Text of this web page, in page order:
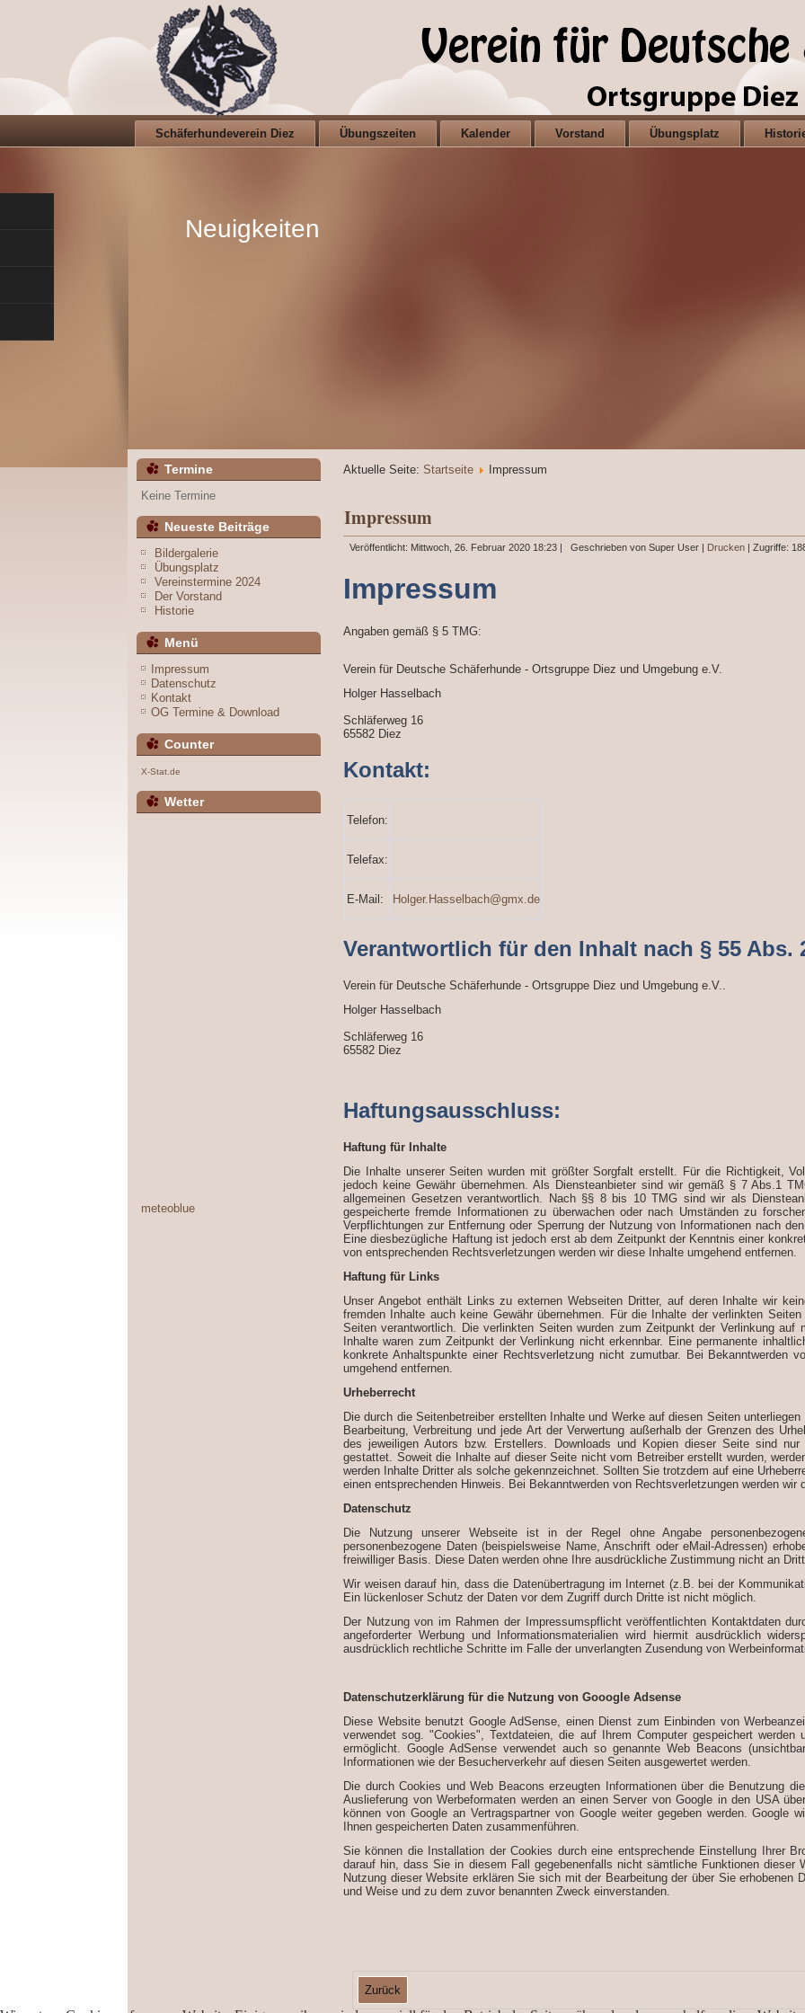
Neuigkeiten
Schäferhundeverein Diez Übungszeiten Kalender Vorstand Übungsplatz
Termine
Keine Termine
Neueste Beiträge
Bildergalerie
Übungsplatz
Vereinstermine 2024
Der Vorstand
Historie
Menü
Impressum
Datenschutz
Kontakt
OG Termine & Download
Counter
X-Stat.de
Wetter
meteoblue
Aktuelle Seite: Startseite Impressum
Impressum
Veröffentlicht: Mittwoch, 26. Februar 2020 18:23 | Geschrieben von Super User | Drucken | Zugriffe:
Impressum
Angaben gemäß § 5 TMG:
Verein für Deutsche Schäferhunde - Ortsgruppe Diez und Umgebung e.V.
Holger Hasselbach
Schläferweg 16
65582 Diez
Kontakt:
Telefon:
Telefax:
E-Mail: Holger.Hasselbach@gmx.de
Verantwortlich für den Inhalt nach § 55 Abs.
Verein für Deutsche Schäferhunde - Ortsgruppe Diez und Umgebung e.V..
Holger Hasselbach
Schläferweg 16
65582 Diez
Haftungsausschluss:
Haftung für Inhalte
Die Inhalte unserer Seiten wurden mit größter Sorgfalt erstellt. Für die Richtigkeit,
jedoch keine Gewähr übernehmen. Als Diensteanbieter sind wir gemäß § 7 Abs.1
allgemeinen Gesetzen verantwortlich. Nach §§ 8 bis 10 TMG sind wir als
gespeicherte fremde Informationen zu überwachen oder nach Umständen zu
Verpflichtungen zur Entfernung oder Sperrung der Nutzung von Informationen nach
Eine diesbezügliche Haftung ist jedoch erst ab dem Zeitpunkt der Kenntnis einer
von entsprechenden Rechtsverletzungen werden wir diese Inhalte umgehend entfernen.
Haftung für Links
Unser Angebot enthält Links zu externen Webseiten Dritter, auf deren Inhalte wir
fremden Inhalte auch keine Gewähr übernehmen. Für die Inhalte der verlinkten
Seiten verantwortlich. Die verlinkten Seiten wurden zum Zeitpunkt der Verlinkung auf
Inhalte waren zum Zeitpunkt der Verlinkung nicht erkennbar. Eine permanente
konkrete Anhaltspunkte einer Rechtsverletzung nicht zumutbar. Bei Bekanntwerden
umgehend entfernen.
Urheberrecht
Die durch die Seitenbetreiber erstellten Inhalte und Werke auf diesen Seiten
Bearbeitung, Verbreitung und jede Art der Verwertung außerhalb der Grenzen des
des jeweiligen Autors bzw. Erstellers. Downloads und Kopien dieser Seite sind
gestattet. Soweit die Inhalte auf dieser Seite nicht vom Betreiber erstellt wurden,
werden Inhalte Dritter als solche gekennzeichnet. Sollten Sie trotzdem auf eine
einen entsprechenden Hinweis. Bei Bekanntwerden von Rechtsverletzungen werden wir
Datenschutz
Die Nutzung unserer Webseite ist in der Regel ohne Angabe
personenbezogene Daten (beispielsweise Name, Anschrift oder eMail-Adressen)
freiwilliger Basis. Diese Daten werden ohne Ihre ausdrückliche Zustimmung nicht an
Wir weisen darauf hin, dass die Datenübertragung im Internet (z.B. bei der
Ein lückenloser Schutz der Daten vor dem Zugriff durch Dritte ist nicht möglich.
Der Nutzung von im Rahmen der Impressumspflicht veröffentlichten Kontaktdaten
angeforderter Werbung und Informationsmaterialien wird hiermit ausdrücklich
ausdrücklich rechtliche Schritte im Falle der unverlangten Zusendung von
Datenschutzerklärung für die Nutzung von Gooogle Adsense
Diese Website benutzt Google AdSense, einen Dienst zum Einbinden von
verwendet sog. "Cookies", Textdateien, die auf Ihrem Computer gespeichert
ermöglicht. Google AdSense verwendet auch so genannte Web Beacons
Informationen wie der Besucherverkehr auf diesen Seiten ausgewertet werden.
Die durch Cookies und Web Beacons erzeugten Informationen über die Benutzung
Auslieferung von Werbeformaten werden an einen Server von Google in den USA
können von Google an Vertragspartner von Google weiter gegeben werden. Google
Ihnen gespeicherten Daten zusammenführen.
Sie können die Installation der Cookies durch eine entsprechende Einstellung Ihrer
darauf hin, dass Sie in diesem Fall gegebenenfalls nicht sämtliche Funktionen dieser
Nutzung dieser Website erklären Sie sich mit der Bearbeitung der über Sie erhobenen
und Weise und zu dem zuvor benannten Zweck einverstanden.
Zurück